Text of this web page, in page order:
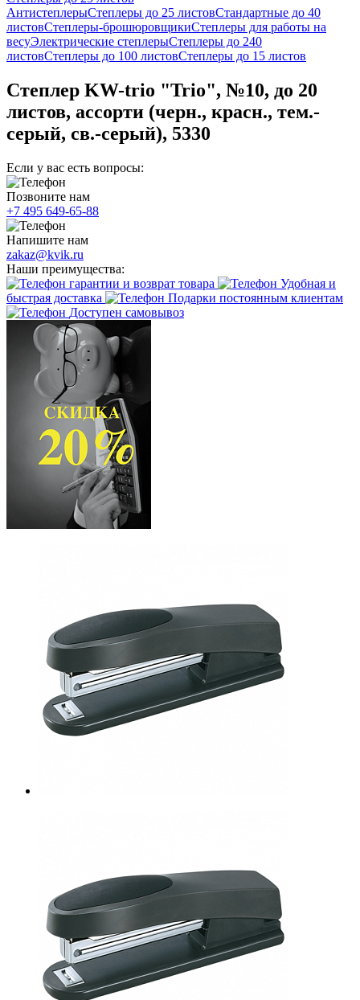
АнтистеплерыСтеплеры до 25 листовСтандартные до 40
листовСтеплеры-брошюровщикиСтеплеры для работы на
весуЭлектрические степлерыСтеплеры до 240
листовСтеплеры до 100 листовСтеплеры до 15 листов
Степлер KW-trio "Trio", №10, до 20
листов, ассорти (черн., красн., тем.-
серый, св.-серый), 5330
Если у вас есть вопросы:
Позвоните нам
+7 495 649-65-88
Напишите нам
zakaz@kvik.ru
Наши преимущества:
гарантии и возврат товара
Удобная и
быстрая доставка
Подарки постоянным клиентам
Доступен самовывоз